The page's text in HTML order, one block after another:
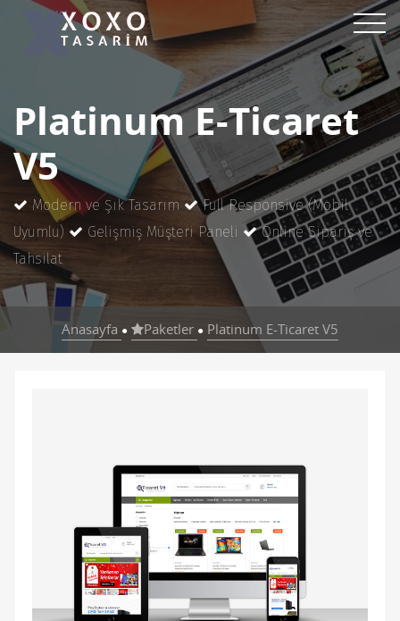
Platinum E-Ticaret
V5
Modern ve Şık Tasarım
Full Responsive (Mobil
Uyumlu)
Gelişmiş Müşteri Paneli
Online Sipariş ve
Tahsilat
Anasayfa ● Paketler ● Platinum E-Ticaret V5